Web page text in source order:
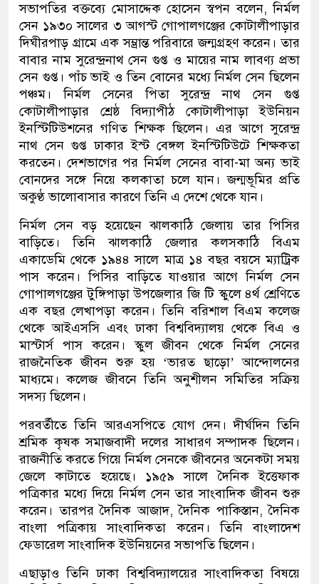
সভাপতির বক্তব্যে মোসাদ্দেক হোসেন স্বপন বলেন, নির্মল
সেন ১৯৩০ সালের ৩ আগস্ট গোপালগঞ্জের কোটালীপাড়ার
দিঘীরপাড় গ্রামে এক সম্ভ্রান্ত পরিবারে জন্মগ্রহণ করেন। তার
বাবার নাম সুরেন্দ্রনাথ সেন গুপ্ত ও মায়ের নাম লাবণ্য প্রভা
সেন গুপ্ত। পাঁচ ভাই ও তিন বোনের মধ্যে নির্মল সেন ছিলেন
পঞ্চম। নির্মল সেনের পিতা সুরেন্দ্র নাথ সেন গুপ্ত
কোটালীপাড়ার শ্রেষ্ঠ বিদ্যাপীঠ কোটালীপাড়া ইউনিয়ন
ইনস্টিটিউশনের গণিত শিক্ষক ছিলেন। এর আগে সুরেন্দ্র
নাথ সেন গুপ্ত ঢাকার ইস্ট বেঙ্গল ইনস্টিটিউটে শিক্ষকতা
করতেন। দেশভাগের পর নির্মল সেনের বাবা-মা অন্য ভাই
বোনদের সঙ্গে নিয়ে কলকাতা চলে যান। জন্মভূমির প্রতি
অকুণ্ঠ ভালোবাসার কারণে তিনি এ দেশে থেকে যান।
নির্মল সেন বড় হয়েছেন ঝালকাঠি জেলায় তার পিসির
বাড়িতে। তিনি ঝালকাঠি জেলার কলসকাঠি বিএম
একাডেমি থেকে ১৯৪৪ সালে মাত্র ১৪ বছর বয়সে ম্যাট্রিক
পাস করেন। পিসির বাড়িতে যাওয়ার আগে নির্মল সেন
গোপালগঞ্জের টুঙ্গিপাড়া উপজেলার জি টি স্কুলে ৪র্থ শ্রেণিতে
এক বছর লেখাপড়া করেন। তিনি বরিশাল বিএম কলেজ
থেকে আইএসসি এবং ঢাকা বিশ্ববিদ্যালয় থেকে বিএ ও
মাস্টার্স পাস করেন। স্কুল জীবন থেকে নির্মল সেনের
রাজনৈতিক জীবন শুরু হয় ‘ভারত ছাড়ো’ আন্দোলনের
মাধ্যমে। কলেজ জীবনে তিনি অনুশীলন সমিতির সক্রিয়
সদস্য ছিলেন।
পরবর্তীতে তিনি আরএসপিতে যোগ দেন। দীর্ঘদিন তিনি
শ্রমিক কৃষক সমাজবাদী দলের সাধারণ সম্পাদক ছিলেন।
রাজনীতি করতে গিয়ে নির্মল সেনকে জীবনের অনেকটা সময়
জেলে কাটাতে হয়েছে। ১৯৫৯ সালে দৈনিক ইত্তেফাক
পত্রিকার মধ্যে দিয়ে নির্মল সেন তার সাংবাদিক জীবন শুরু
করেন। তারপর দৈনিক আজাদ, দৈনিক পাকিস্তান, দৈনিক
বাংলা পত্রিকায় সাংবাদিকতা করেন। তিনি বাংলাদেশ
ফেডারেল সাংবাদিক ইউনিয়নের সভাপতি ছিলেন।
এছাড়াও তিনি ঢাকা বিশ্ববিদ্যালয়ের সাংবাদিকতা বিষয়ে